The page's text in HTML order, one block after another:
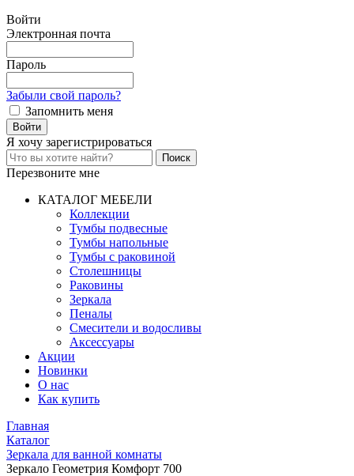
Войти
Электронная почта
Пароль
Забыли свой пароль?
Запомнить меня
Я хочу зарегистрироваться
Перезвоните мне
КАТАЛОГ МЕБЕЛИ
Коллекции
Тумбы подвесные
Тумбы напольные
Тумбы с раковиной
Столешницы
Раковины
Зеркала
Пеналы
Смесители и водосливы
Аксессуары
Акции
Новинки
О нас
Как купить
Главная
Каталог
Зеркала для ванной комнаты
Зеркало Геометрия Комфорт 700